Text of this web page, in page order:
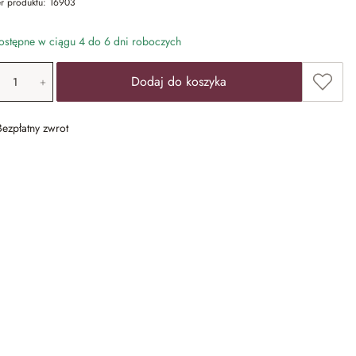
w ciągu 4 do 6 dni roboczych
produktu: Wprowadź żądaną wartość
Dodaj do koszyka
zwrot